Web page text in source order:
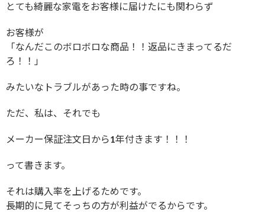
とても綺麗な家電をお客様に届けたにも関わらず
お客様が
「なんだこのボロボロな商品！！返品にきまってるだ
ろ！！」
みたいなトラブルがあった時の事ですね。
ただ、私は、それでも
メーカー保証注文日から1年付きます！！！
って書きます。
それは購入率を上げるためです。
長期的に見てそっちの方が利益がでるからです。